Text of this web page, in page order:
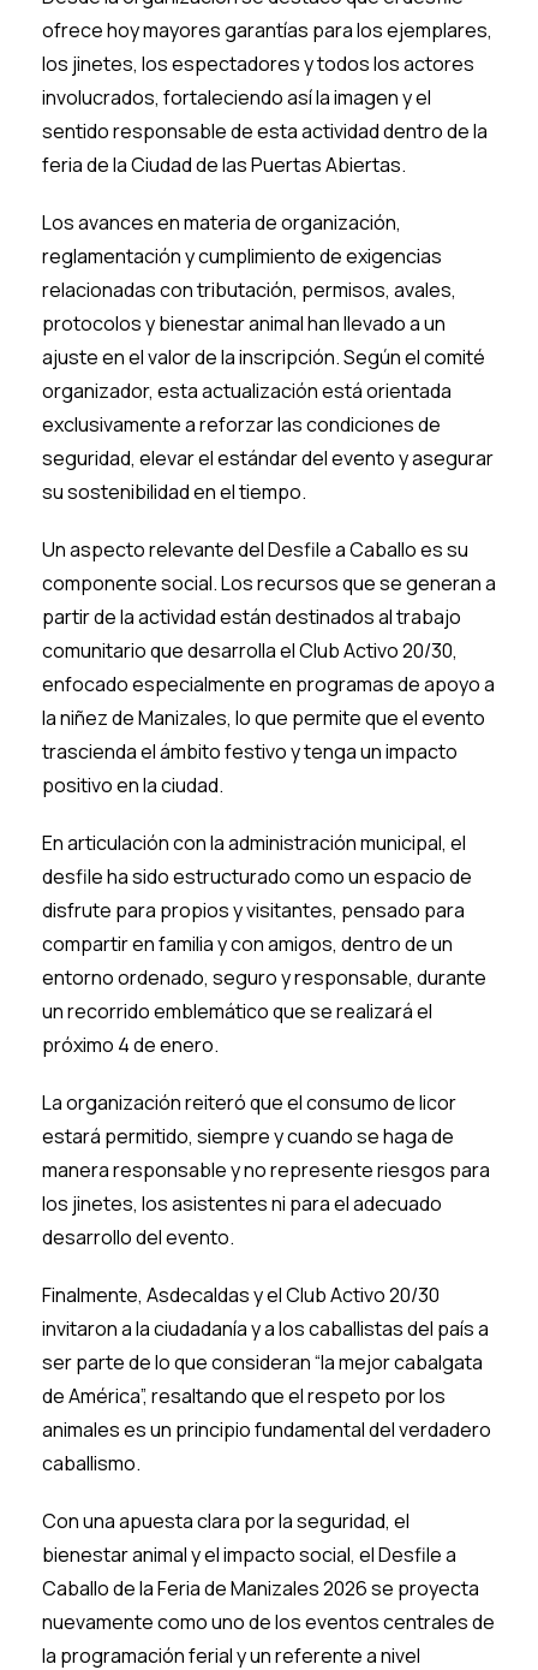
ofrece hoy mayores garantías para los ejemplares,
los jinetes, los espectadores y todos los actores
involucrados, fortaleciendo así la imagen y el
sentido responsable de esta actividad dentro de la
feria de la Ciudad de las Puertas Abiertas.
Los avances en materia de organización,
reglamentación y cumplimiento de exigencias
relacionadas con tributación, permisos, avales,
protocolos y bienestar animal han llevado a un
ajuste en el valor de la inscripción. Según el comité
organizador, esta actualización está orientada
exclusivamente a reforzar las condiciones de
seguridad, elevar el estándar del evento y asegurar
su sostenibilidad en el tiempo.
Un aspecto relevante del Desfile a Caballo es su
componente social. Los recursos que se generan a
partir de la actividad están destinados al trabajo
comunitario que desarrolla el Club Activo 20/30,
enfocado especialmente en programas de apoyo a
la niñez de Manizales, lo que permite que el evento
trascienda el ámbito festivo y tenga un impacto
positivo en la ciudad.
En articulación con la administración municipal, el
desfile ha sido estructurado como un espacio de
disfrute para propios y visitantes, pensado para
compartir en familia y con amigos, dentro de un
entorno ordenado, seguro y responsable, durante
un recorrido emblemático que se realizará el
próximo 4 de enero.
La organización reiteró que el consumo de licor
estará permitido, siempre y cuando se haga de
manera responsable y no represente riesgos para
los jinetes, los asistentes ni para el adecuado
desarrollo del evento.
Finalmente, Asdecaldas y el Club Activo 20/30
invitaron a la ciudadanía y a los caballistas del país a
ser parte de lo que consideran “la mejor cabalgata
de América”, resaltando que el respeto por los
animales es un principio fundamental del verdadero
caballismo.
Con una apuesta clara por la seguridad, el
bienestar animal y el impacto social, el Desfile a
Caballo de la Feria de Manizales 2026 se proyecta
nuevamente como uno de los eventos centrales de
la programación ferial y un referente a nivel